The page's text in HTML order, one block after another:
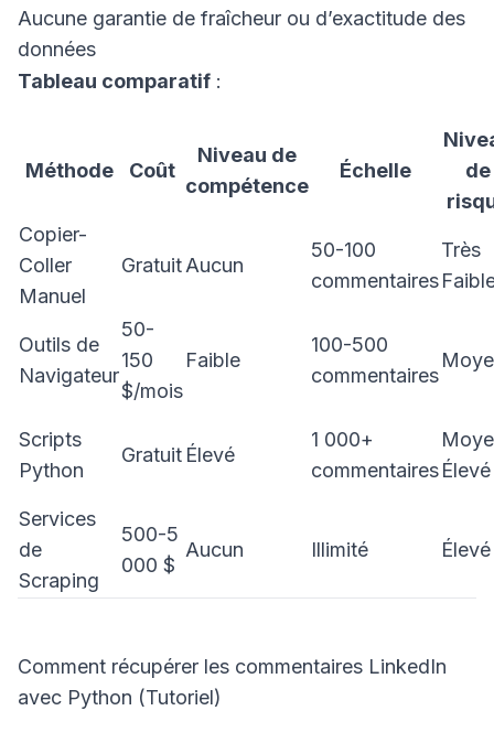
Aucune garantie de fraîcheur ou d’exactitude des
données
Tableau comparatif :
Méthode Coût
Niveau de
compétence
Échelle
de
Copier-
Coller
Manuel
GratuitAucun
50-100
commentaires
Très
Outils de
Navigateur
50-
150
$/mois
Faible
100-500
commentaires
Scripts
Python
Gratuit Élevé
1 000+
commentairesÉlevé
Services
de
Scraping
500-5
000 $
Aucun Illimité Élevé
Comment récupérer les commentaires LinkedIn
avec Python (Tutoriel)